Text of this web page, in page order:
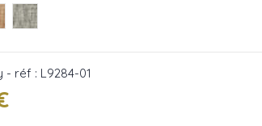
01
réf : L9284-02
- réf : L9284-03
Ebony - réf : L9284-04
- réf : L9284-01